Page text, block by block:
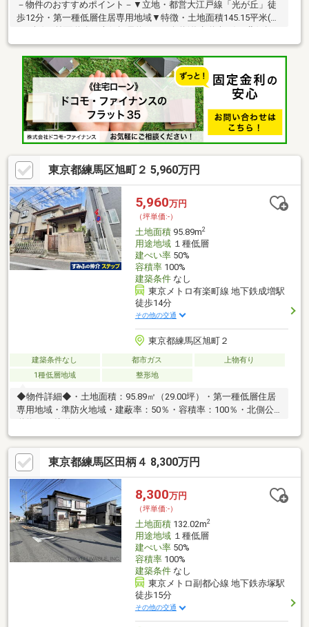
－物件のおすすめポイント－▼立地・都営大江戸線「光が丘」徒
歩12分・第一種低層住居専用地域▼特徴・土地面積145.15平米(約
43.9坪)・前面道路は南側幅員約13.7m公道(遊歩道含む)、北側幅
員約4.3m公道・建築条件付宅地販売ではありません・お好きなハ
ウスメーカー・工務店で建築可▼周辺環境・ビッグ・エー和光白
子店 徒歩7分(約490m)・セブンイレブン練馬光が丘西大通り店 徒
歩2分(約140m)・練馬区立光が丘四季の香小学校 徒歩4分(約
320m)■ ご希望の住まい探しをお手伝いします ━━━━━・・・
物件の詳細・ご相談はお気軽にお問い合わせください。
東京都練馬区旭町２ 5,960万円
5,960万円
（坪単価:-）
土地面積95.89m2
用途地域１種低層
建ぺい率50%
容積率100%
建築条件なし
東京メトロ有楽町線 地下鉄成増駅
徒歩14分
その他の交通
東京都練馬区旭町２
建築条件なし 都市ガス
上物有り
1種低層地域
整形地
◆物件詳細◆・土地面積：95.89㎡（29.00坪）・第一種低層住居
専用地域・準防火地域・建蔽率：50％・容積率：100％・北側公
東京都練馬区田柄４ 8,300万円
8,300万円
（坪単価:-）
土地面積132.02m2
用途地域１種低層
建ぺい率50%
容積率100%
建築条件なし
東京メトロ副都心線 地下鉄赤塚駅
徒歩15分
その他の交通